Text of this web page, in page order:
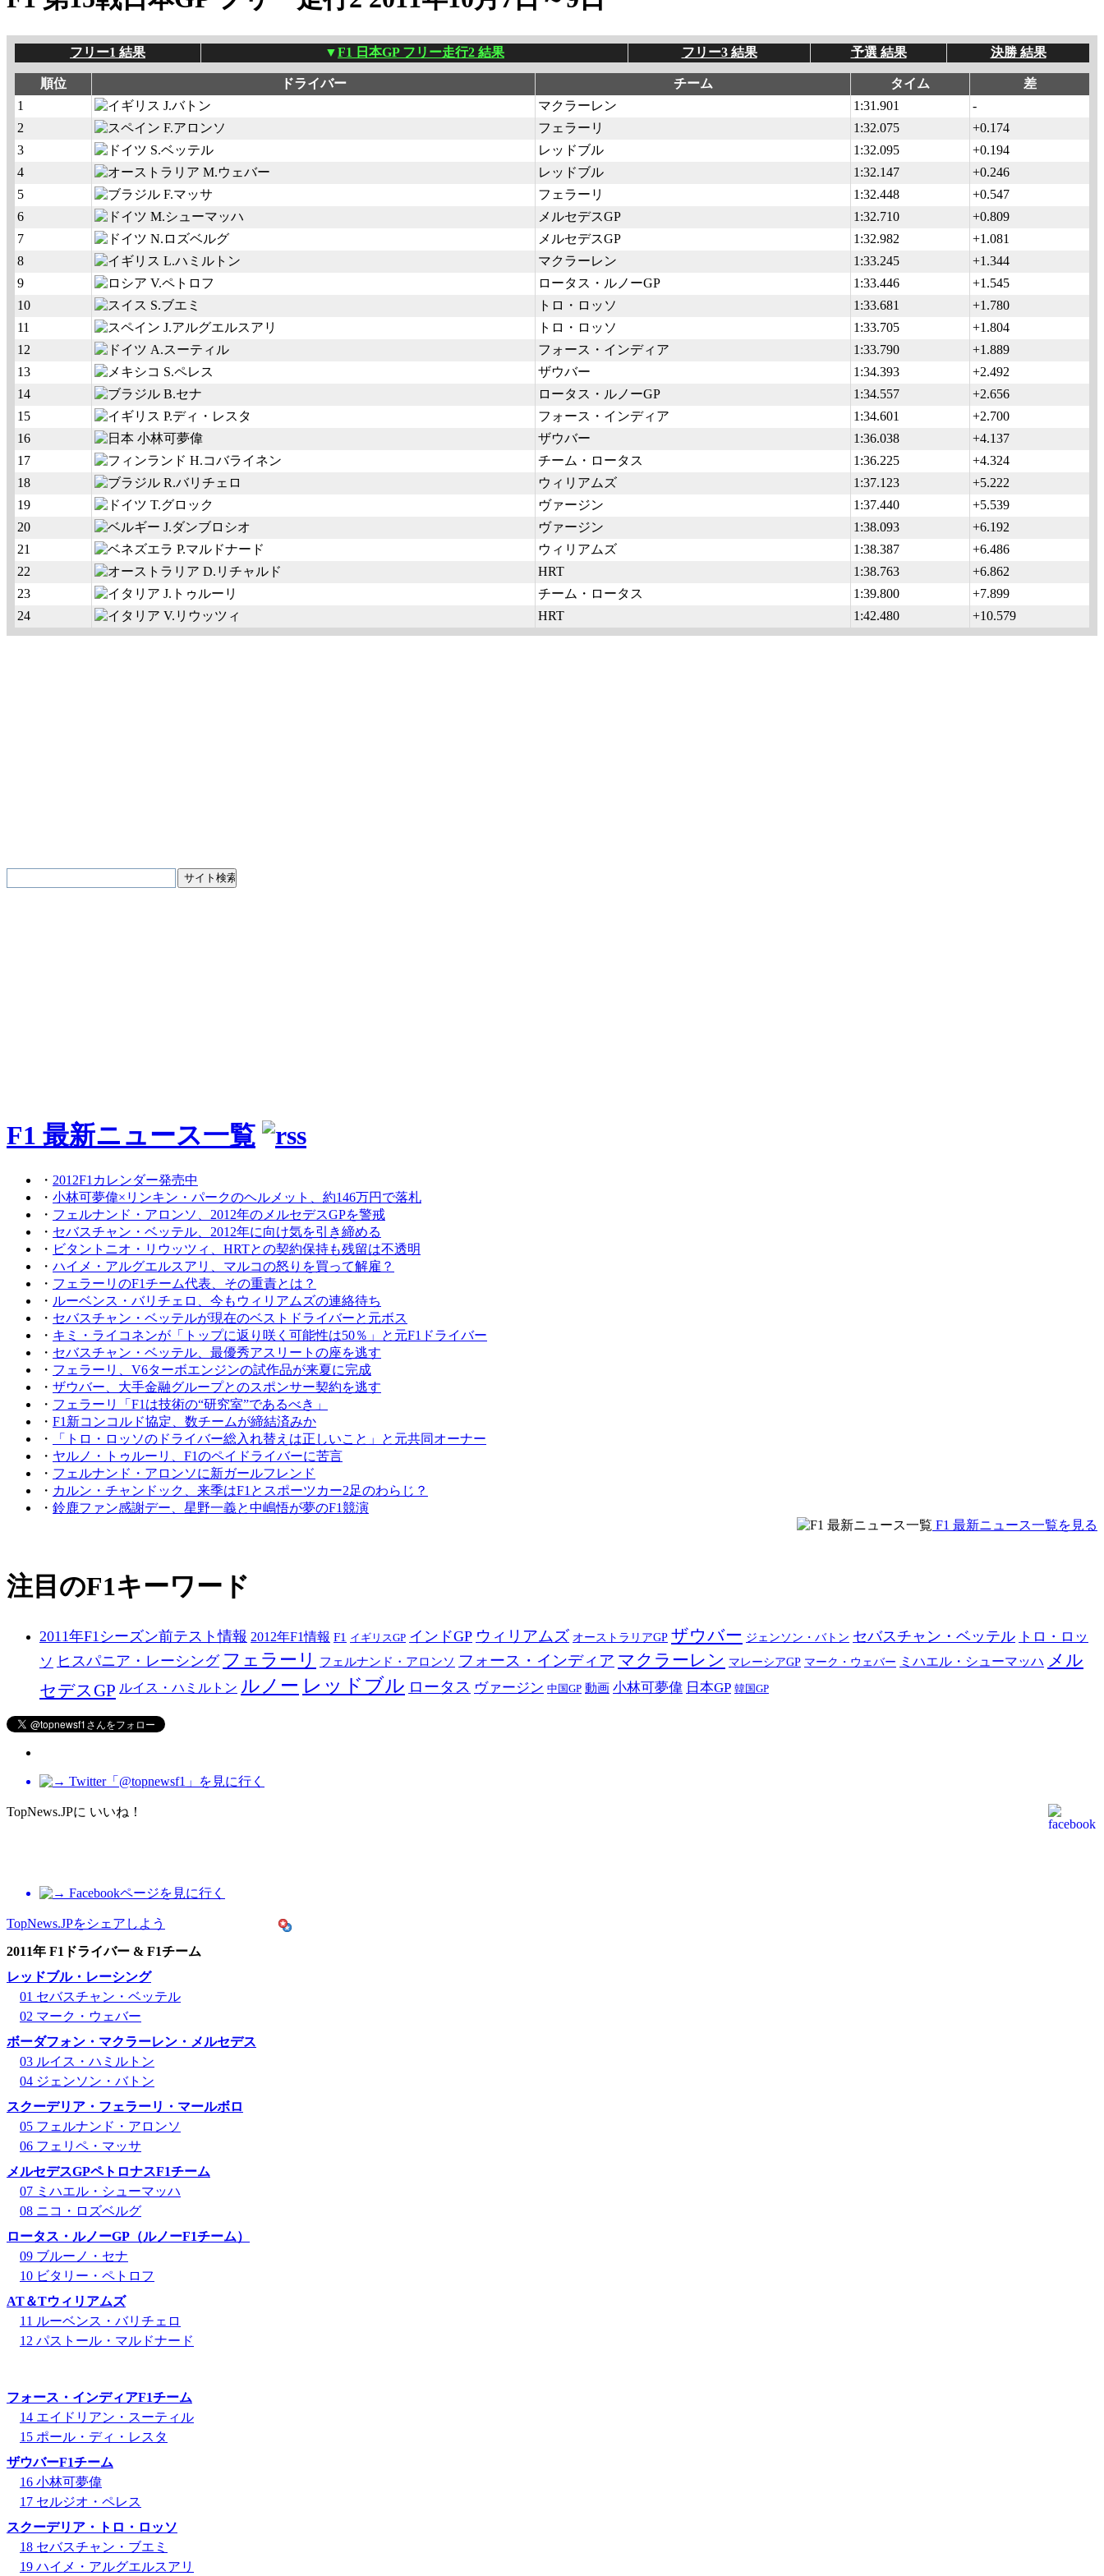
フリー1 結果 ▼F1 日本GP フリー走行2 結果 フリー3 結果 予選 結果 決勝 結果
順位 ドライバー チーム タイム
差
1
J.バトン マクラーレン 1:31.901
-
2
F.アロンソ フェラーリ 1:32.075
+0.174
3
S.ベッテル レッドブル 1:32.095
+0.194
4
M.ウェバー レッドブル 1:32.147
+0.246
5
F.マッサ フェラーリ 1:32.448
+0.547
6
M.シューマッハ メルセデスGP 1:32.710
+0.809
7
N.ロズベルグ メルセデスGP 1:32.982
+1.081
8
L.ハミルトン マクラーレン 1:33.245
+1.344
9
V.ペトロフ ロータス・ルノーGP 1:33.446
+1.545
10
S.ブエミ トロ・ロッソ 1:33.681
+1.780
11
J.アルグエルスアリ トロ・ロッソ 1:33.705
+1.804
12
A.スーティル フォース・インディア 1:33.790
+1.889
13
S.ペレス ザウバー 1:34.393
+2.492
14
B.セナ ロータス・ルノーGP 1:34.557
+2.656
15
P.ディ・レスタ フォース・インディア 1:34.601
+2.700
16
小林可夢偉 ザウバー 1:36.038
+4.137
17
H.コバライネン チーム・ロータス 1:36.225
+4.324
18
R.バリチェロ ウィリアムズ 1:37.123
+5.222
19
T.グロック ヴァージン 1:37.440
+5.539
20
J.ダンブロシオ ヴァージン 1:38.093
+6.192
21
P.マルドナード ウィリアムズ 1:38.387
+6.486
22
D.リチャルド HRT 1:38.763
+6.862
23
J.トゥルーリ チーム・ロータス 1:39.800
+7.899
24
V.リウッツィ HRT 1:42.480 +10.579
F1 最新ニュース一覧
・ 2012F1カレンダー発売中
・ 小林可夢偉×リンキン・パークのヘルメット、約146万円で落札
・ フェルナンド・アロンソ、2012年のメルセデスGPを警戒
・ セバスチャン・ベッテル、2012年に向け気を引き締める
・ ビタントニオ・リウッツィ、HRTとの契約保持も残留は不透明
・ ハイメ・アルグエルスアリ、マルコの怒りを買って解雇？
・ フェラーリのF1チーム代表、その重責とは？
・ ルーベンス・バリチェロ、今もウィリアムズの連絡待ち
・ セバスチャン・ベッテルが現在のベストドライバーと元ボス
・ キミ・ライコネンが「トップに返り咲く可能性は50％」と元F1ドライバー
・ セバスチャン・ベッテル、最優秀アスリートの座を逃す
・ フェラーリ、V6ターボエンジンの試作品が来夏に完成
・ ザウバー、大手金融グループとのスポンサー契約を逃す
・ フェラーリ「F1は技術の“研究室”であるべき」
・ F1新コンコルド協定、数チームが締結済みか
・
「トロ・ロッソのドライバー総入れ替えは正しいこと」と元共同オーナー
・ ヤルノ・トゥルーリ、F1のペイドライバーに苦言
・ フェルナンド・アロンソに新ガールフレンド
・ カルン・チャンドック、来季はF1とスポーツカー2足のわらじ？
・ 鈴鹿ファン感謝デー、星野一義と中嶋悟が夢のF1競演
F1 最新ニュース一覧を見る
注目のF1キーワード
2011年F1シーズン前テスト情報 2012年F1情報 F1 イギリスGP インドGP ウィリアムズ オーストラリアGP ザウバー ジェンソン・バトン セバスチャン・ベッテル トロ・ロッ
ソ ヒスパニア・レーシング フェラーリ フェルナンド・アロンソ フォース・インディア マクラーレン マレーシアGP マーク・ウェバー ミハエル・シューマッハ メル
セデスGP ルイス・ハミルトン ルノー レッドブル ロータス ヴァージン 中国GP 動画 小林可夢偉 日本GP 韓国GP
Twitter「@topnewsf1」を見に行く
TopNews.JPに いいね！
Facebookページを見に行く
TopNews.JPをシェアしよう
2011年 F1ドライバー & F1チーム
レッドブル・レーシング
01 セバスチャン・ベッテル
02 マーク・ウェバー
ボーダフォン・マクラーレン・メルセデス
03 ルイス・ハミルトン
04 ジェンソン・バトン
スクーデリア・フェラーリ・マールボロ
05 フェルナンド・アロンソ
06 フェリペ・マッサ
メルセデスGPペトロナスF1チーム
07 ミハエル・シューマッハ
08 ニコ・ロズベルグ
ロータス・ルノーGP（ルノーF1チーム）
09 ブルーノ・セナ
10 ビタリー・ペトロフ
AT＆Tウィリアムズ
11 ルーベンス・バリチェロ
12 パストール・マルドナード
フォース・インディアF1チーム
14 エイドリアン・スーティル
15 ポール・ディ・レスタ
ザウバーF1チーム
16 小林可夢偉
17 セルジオ・ペレス
スクーデリア・トロ・ロッソ
18 セバスチャン・ブエミ
19 ハイメ・アルグエルスアリ